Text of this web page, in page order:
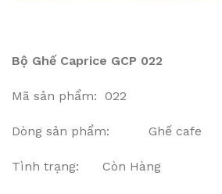
Bộ Ghế Caprice GCP 022
Mã sản phẩm: 022
Dòng sản phẩm: Ghế cafe
Tình trạng: Còn Hàng